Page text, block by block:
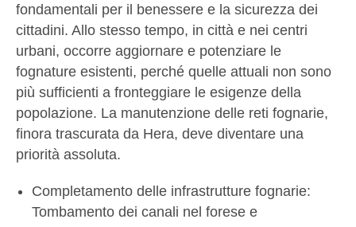
fondamentali per il benessere e la sicurezza dei
cittadini. Allo stesso tempo, in città e nei centri
urbani, occorre aggiornare e potenziare le
fognature esistenti, perché quelle attuali non sono
più sufficienti a fronteggiare le esigenze della
popolazione. La manutenzione delle reti fognarie,
finora trascurata da Hera, deve diventare una
priorità assoluta.
Completamento delle infrastrutture fognarie:
Tombamento dei canali nel forese e